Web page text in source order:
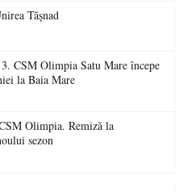
Tășnad
CSM Olimpia Satu Mare începe
la Baia Mare
Olimpia. Remiză la
sezon